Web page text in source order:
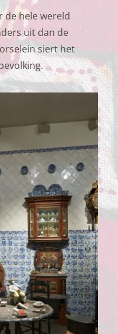
de hele wereld
uit dan de
siert het